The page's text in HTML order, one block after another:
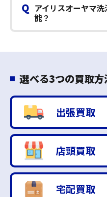
Q アイリスオーヤマ
能？
選べる3つの買取方
出張買取
店頭買取
宅配買取